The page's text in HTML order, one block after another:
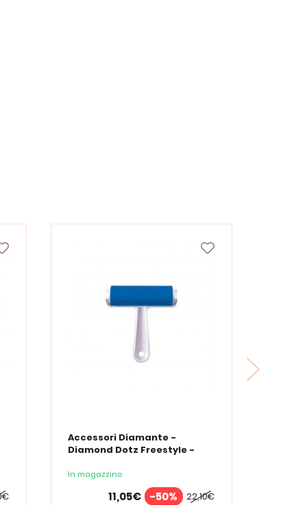
Accessori Diamante -
Diamond Dotz Freestyle -
In magazzino
22,10€
11,05€ -50%